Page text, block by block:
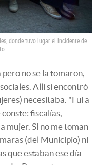
donde tuvo lugar el incidente de
no se la tomaron,
Allí sí encontró
necesitaba. "Fui a
fiscalías,
mujer. Si no me toman
(del Municipio) ni
que estaban ese día